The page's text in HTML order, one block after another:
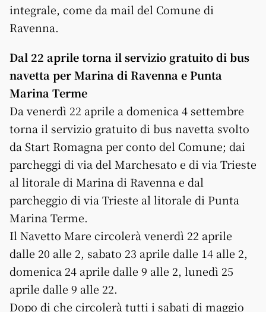
integrale, come da mail del Comune di
Ravenna.
Dal 22 aprile torna il servizio gratuito di bus
navetta per Marina di Ravenna e Punta
Marina Terme
Da venerdì 22 aprile a domenica 4 settembre
torna il servizio gratuito di bus navetta svolto
da Start Romagna per conto del Comune; dai
parcheggi di via del Marchesato e di via Trieste
al litorale di Marina di Ravenna e dal
parcheggio di via Trieste al litorale di Punta
Marina Terme.
Il Navetto Mare circolerà venerdì 22 aprile
dalle 20 alle 2, sabato 23 aprile dalle 14 alle 2,
domenica 24 aprile dalle 9 alle 2, lunedì 25
aprile dalle 9 alle 22.
Dopo di che circolerà tutti i sabati di maggio